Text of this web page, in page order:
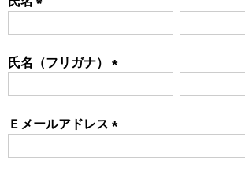
氏名（フリガナ）
Ｅメールアドレス